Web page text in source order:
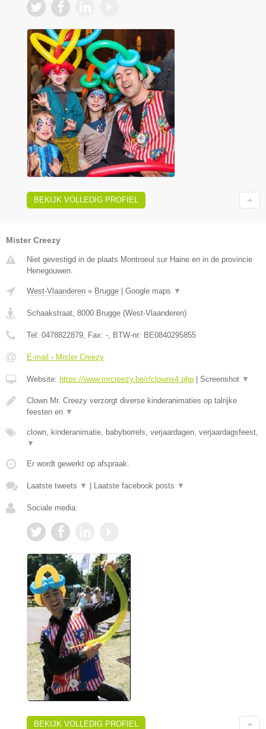
BEKIJK VOLLEDIG PROFIEL
Mister Creezy
Niet gevestigd in de plaats Montroeul sur Haine en in de provincie
Henegouwen.
West-Vlaanderen » Brugge Google maps ▼
Schaakstraat, 8000 Brugge (West-Vlaanderen)
Tel: 0478822879, Fax: -, BTW-nr: BE0840295855
E-mail › Mister Creezy
Website: https://www.mrcreezy.be/r/clowns4.php Screenshot ▼
Clown Mr. Creezy verzorgt diverse kinderanimaties op talrijke
feesten en ▼
clown, kinderanimatie, babyborrels, verjaardagen, verjaardagsfeest,
▼
Er wordt gewerkt op afspraak.
Laatste tweets ▼ Laatste facebook posts ▼
Sociale media:
BEKIJK VOLLEDIG PROFIEL